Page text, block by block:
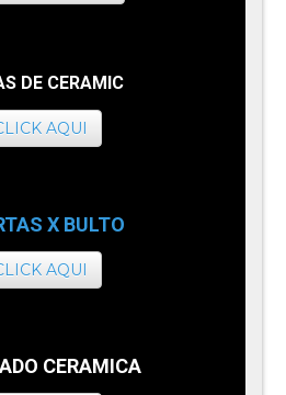
DE CERAMIC
AQUI
X BULTO
AQUI
CERAMICA